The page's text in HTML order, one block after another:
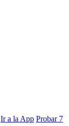
Ir a la App Probar 7